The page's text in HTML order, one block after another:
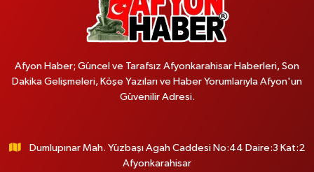
Afyon Haber; Güncel ve Tarafsız Afyonkarahisar Haberleri, Son
Dakika Gelişmeleri, Köşe Yazıları ve Haber Yorumlarıyla Afyon'un
Güvenilir Adresi.
Dumlupınar Mah. Yüzbaşı Agah Caddesi No:44 Daire:3 Kat:2
Afyonkarahisar